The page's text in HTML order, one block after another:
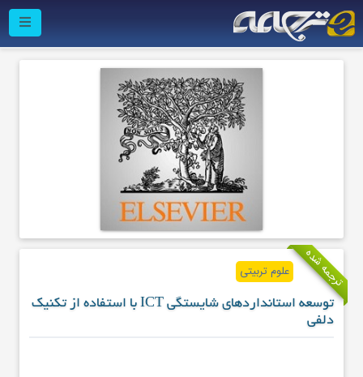
ترجمه شده علوم تربیتی
توسعه استانداردهای شایستگی ICT با استفاده از تکنیک
دلفی